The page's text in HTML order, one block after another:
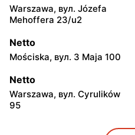
Warszawa, вул. Józefa
Mehoffera 23/u2
Netto
Mościska, вул. 3 Maja 100
Netto
Warszawa, вул. Cyrulików
95